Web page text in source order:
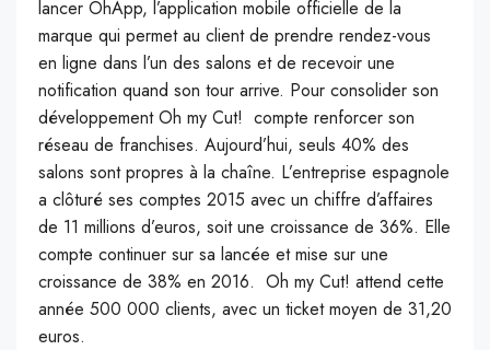
lancer OhApp, l’application mobile officielle de la
marque qui permet au client de prendre rendez-vous
en ligne dans l’un des salons et de recevoir une
notification quand son tour arrive. Pour consolider son
développement Oh my Cut! compte renforcer son
réseau de franchises. Aujourd’hui, seuls 40% des
salons sont propres à la chaîne. L’entreprise espagnole
a clôturé ses comptes 2015 avec un chiffre d’affaires
de 11 millions d’euros, soit une croissance de 36%. Elle
compte continuer sur sa lancée et mise sur une
croissance de 38% en 2016. Oh my Cut! attend cette
année 500 000 clients, avec un ticket moyen de 31,20
euros.